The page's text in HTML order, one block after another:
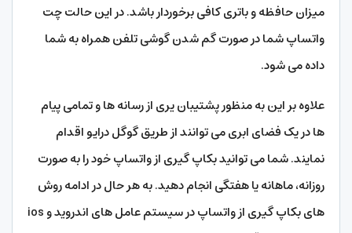
میزان حافظه و باتری کافی برخوردار باشد. در این حالت چت
واتساپ شما در صورت گم شدن گوشی تلفن همراه به شما
داده می شود.
علاوه بر این به منظور پشتیبان یری از رسانه ها و تمامی پیام
ها در یک فضای ابری می توانند از طریق گوگل درایو اقدام
نمایند. شما می توانید بکاپ گیری از واتساپ خود را به صورت
روزانه، ماهانه یا هفتگی انجام دهید. به هر حال در ادامه روش
های بکاپ گیری از واتساپ در سیستم عامل های اندروید و ios